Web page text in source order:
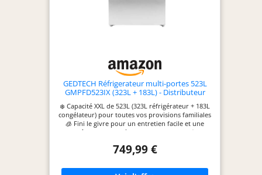
GEDTECH Réfrigerateur multi-portes 523L
GMPFD523IX (323L + 183L) - Distributeur
d'eau - Inox
❄️ Capacité XXL de 523L (323L réfrigérateur + 183L
congélateur) pour toutes vos provisions familiales
🧊 Fini le givre pour un entretien facile et une
fraîcheur homogène en permanence ! 💧
fraîche et instantanée au quotidien ✨ Design
moderne, il sublime votre cuisine 🌟 Confort
749,99 €